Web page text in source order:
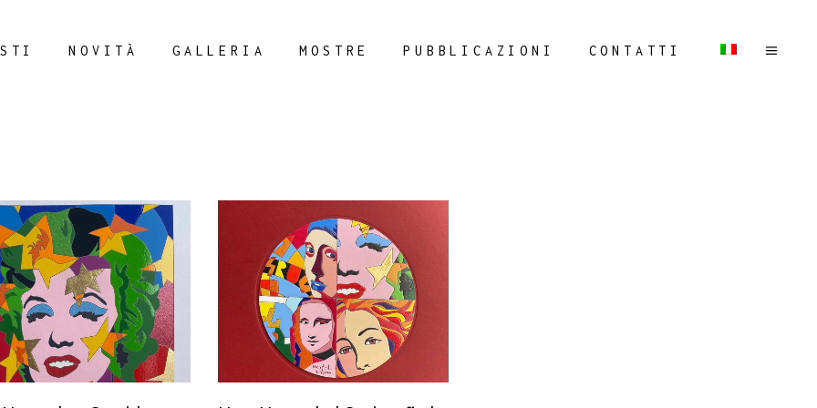
NOVITÀ GALLERIA MOSTRE PUBBLICAZIONI CONTATTI